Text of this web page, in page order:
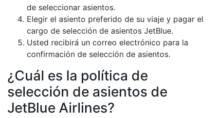
de seleccionar asientos.
Elegir el asiento preferido de su viaje y pagar el
cargo de selección de asientos JetBlue.
Usted recibirá un correo electrónico para la
confirmación de selección de asientos.
¿Cuál es la política de
selección de asientos de
JetBlue Airlines?